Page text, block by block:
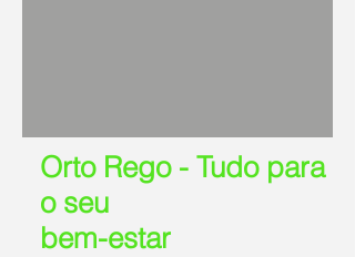
Orto Rego - Tudo para
o seu
bem-estar